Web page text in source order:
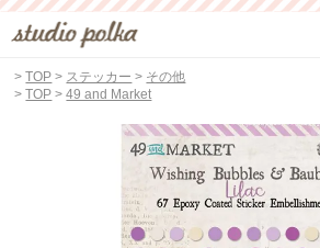
>TOP > ステッカー > その他
>TOP >49 and Market